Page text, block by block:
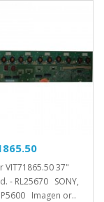
VIT71865.50 37"
- RL25670 SONY,
Imagen or..